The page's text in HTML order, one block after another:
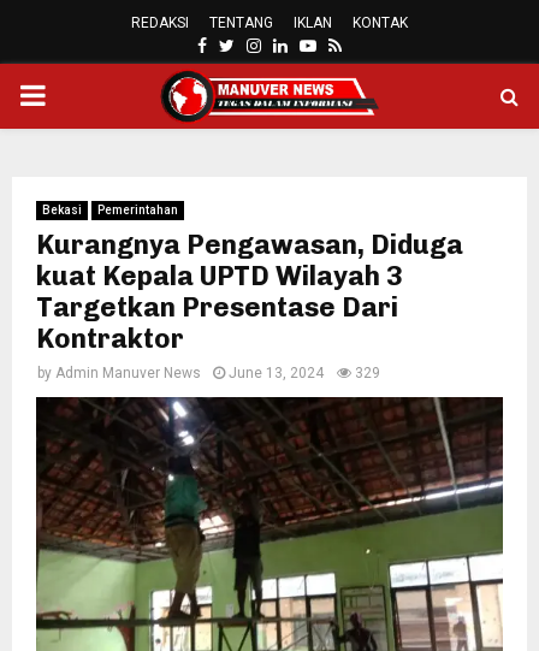
REDAKSI TENTANG IKLAN KONTAK
FACEBOOK
TWITTER
INSTAGRAM
LINKEDINYOUTUBE
RSS
PRIMARY
Bekasi Pemerintahan
Kurangnya Pengawasan, Diduga
kuat Kepala UPTD Wilayah 3
Targetkan Presentase Dari
Kontraktor
by Admin Manuver News June 13, 2024 329